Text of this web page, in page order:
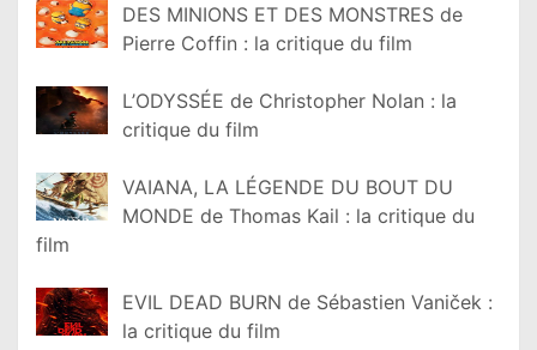
DES MINIONS ET DES MONSTRES de
Pierre Coffin : la critique du film
L’ODYSSÉE de Christopher Nolan : la
critique du film
VAIANA, LA LÉGENDE DU BOUT DU
MONDE de Thomas Kail : la critique du
film
EVIL DEAD BURN de Sébastien Vaniček :
la critique du film